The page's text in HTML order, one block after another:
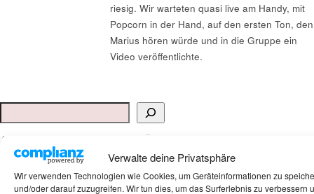
Verwalte deine Privatsphäre
Wir verwenden Technologien wie Cookies, um Geräteinformationen zu
und/oder darauf zuzugreifen. Wir tun dies, um das Surferlebnis zu verbessern
riesig. Wir warteten quasi live am Handy, mit
Popcorn in der Hand, auf den ersten Ton, den
Marius hören würde und in die Gruppe ein
Video veröffentlichte.
Suchen
ANKAUF HIFI & HIGH GERÄTE: +491794761922